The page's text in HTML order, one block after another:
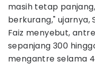
masih tetap
berkurang," ujarnya,
Faiz menyebut,
sepanjang 300
mengantre selama